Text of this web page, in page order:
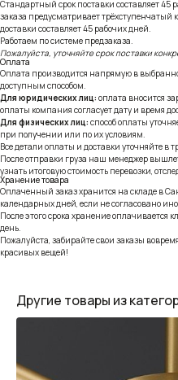
Стандартный срок поставки составляет 45
заказа предусматривает трёхступенчатый
доставки составляет 45 рабочих дней.
Работаем по системе предзаказа.
Пожалуйста, уточняйте срок поставки
Оплата
Оплата производится напрямую в
доступным способом.
Для юридических лиц: оплата вносится
оплаты компания согласует дату и время
Для физических лиц: способ оплаты
при получении или по их условиям.
Все детали оплаты и доставки уточняйте в
После отправки груза наш менеджер
узнать итоговую стоимость перевозки,
Хранение товара
Оплаченный заказ хранится на складе в
календарных дней, если не согласовано
После этого срока хранение оплачивается
день.
Пожалуйста, забирайте свои заказы
красивых вещей!
Другие товары из